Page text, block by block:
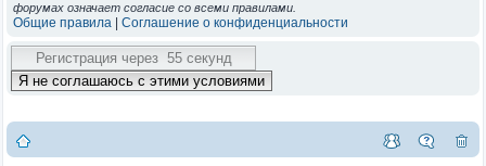
форумах означает согласие со всеми правилами.
Общие правила Соглашение о конфиденциальности